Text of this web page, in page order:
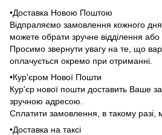
•Доставка Новою Поштою
Відпраляємо замовлення кожного
можете обрати зручне відділення
Просимо звернути увагу на те, що
оплачується окремо при отриманні.
•Кур'єром Нової Пошти
Кур'єр нової пошти доставить Ваше
зручною адресою.
Сплатити замовлення, в такому разі,
•Доставка на таксі